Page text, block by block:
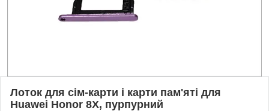
Лоток для сім-карти і карти пам'яті для
Huawei Honor 8X, пурпурний